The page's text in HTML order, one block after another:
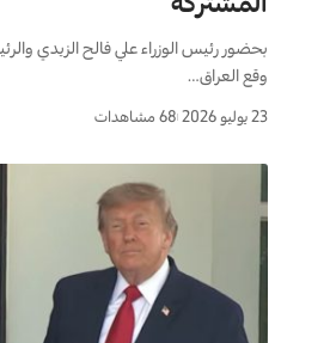
بحضور رئيس الوزراء علي فالح الزيدي
وقع العراق…
23 يوليو 2026 68 مشاهدات